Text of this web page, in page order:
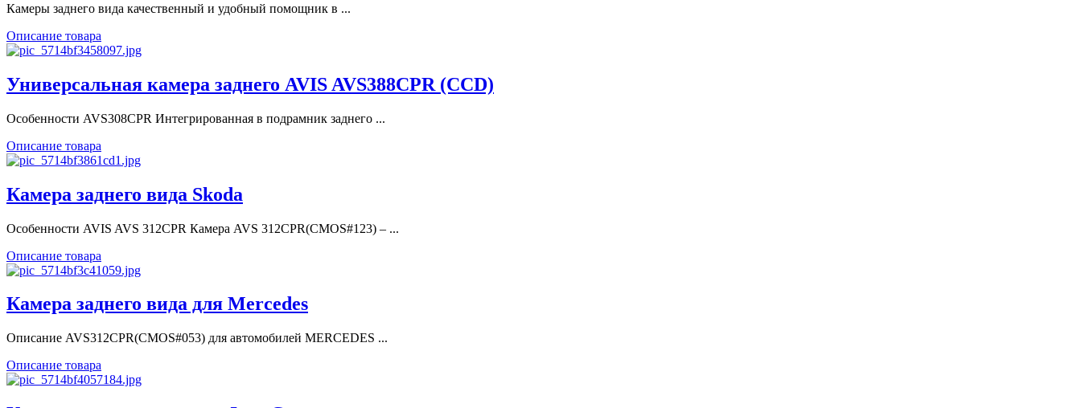
Камеры заднего вида качественный и удобный помощник в ...
Описание товара
Универсальная камера заднего AVIS AVS388CPR (CCD)
Особенности AVS308CPR Интегрированная в подрамник заднего ...
Описание товара
Камера заднего вида Skoda
Особенности AVIS AVS 312CPR Камера AVS 312CPR(CMOS#123) – ...
Описание товара
Камера заднего вида для Mercedes
Описание AVS312CPR(CMOS#053) для автомобилей MERCEDES ...
Описание товара